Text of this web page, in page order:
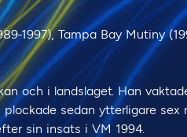
1997), Tampa Bay Mutiny
och i landslaget. Han
sedan ytterligare sex
sin insats i VM 1994.